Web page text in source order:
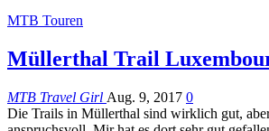
MTB Touren
Müllerthal Trail
MTB Travel Girl Aug. 9, 2017 0
Die Trails in Müllerthal sind wirklich gut,